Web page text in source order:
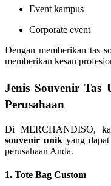
Event kampus
Corporate event
Dengan memberikan tas
memberikan kesan
Jenis Souvenir Tas
Perusahaan
Di MERCHANDISO,
souvenir unik yang
perusahaan Anda.
1. Tote Bag Custom